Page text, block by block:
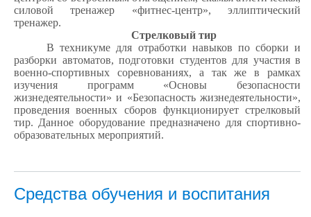
силовой тренажер «фитнес-центр», эллиптический
тренажер.
Стрелковый тир
В техникуме для отработки навыков по сборки и
разборки автоматов, подготовки студентов для участия в
военно-спортивных соревнованиях, а так же в рамках
изучения программ «Основы безопасности
жизнедеятельности» и «Безопасность жизнедеятельности»,
проведения военных сборов функционирует стрелковый
тир. Данное оборудование предназначено для спортивно-
образовательных мероприятий.
Средства обучения и воспитания